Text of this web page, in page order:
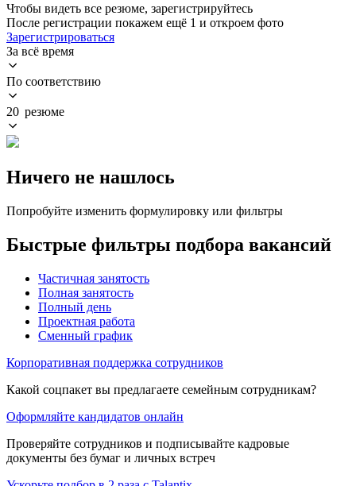
Чтобы видеть все резюме, зарегистрируйтесь
После регистрации покажем ещё 1 и откроем фото
Зарегистрироваться
За всё время
По соответствию
20 резюме
Ничего не нашлось
Попробуйте изменить формулировку или фильтры
Быстрые фильтры подбора вакансий
Частичная занятость
Полная занятость
Полный день
Проектная работа
Сменный график
Корпоративная поддержка сотрудников
Какой соцпакет вы предлагаете семейным сотрудникам?
Оформляйте кандидатов онлайн
Проверяйте сотрудников и подписывайте кадровые
документы без бумаг и личных встреч